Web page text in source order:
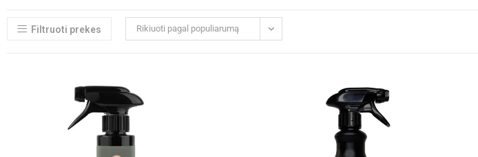
Filtruoti prekes Rikiuoti pagal populiarumą